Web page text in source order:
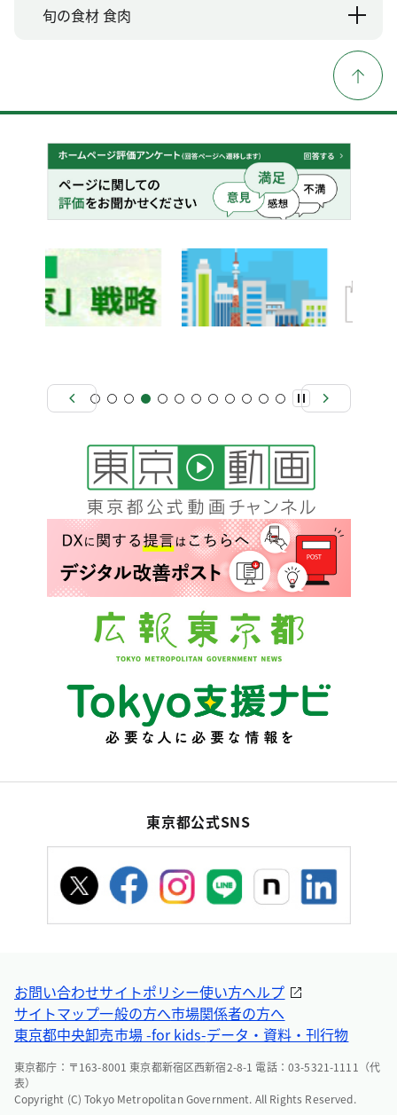
旬の食材 食肉
東京都公式SNS
お問い合わせサイトポリシー使い方ヘルプ
サイトマップ一般の方へ市場関係者の方へ
東京都中央卸売市場 -for kids-データ・資料・刊行物
東京都庁：〒163-8001 東京都新宿区西新宿2-8-1 電話：03-5321-1111（代
表）
Copyright (C) Tokyo Metropolitan Government. All Rights Reserved.